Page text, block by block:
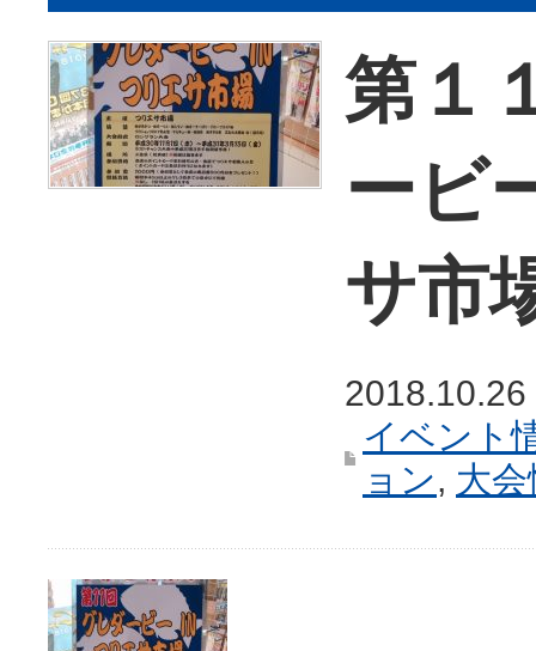
第１
ービ
サ市
2018.10.26
イベント
ョン, 大